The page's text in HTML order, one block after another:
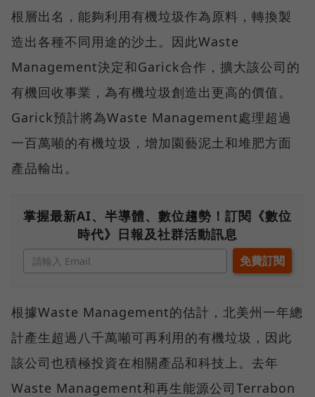
根層出名，能夠利用有機垃圾作為原料，轉換製
造出各種不同用途的沙土。因此Waste
Management決定和Garick合作，擴大該公司的
有機回收事業，為有機垃圾創造出更高的價值。
Garick預計將為Waste Management處理超過
一百萬噸的有機垃圾，增加園藝泥土和堆肥方面
產品輸出。
掌握最新AI、半導體、數位趨勢！訂閱《數位
時代》日報及社群活動訊息
根據Waste Management的估計，北美州一年總
計產生超過八千萬噸可再利用的有機垃圾，因此
該公司也積極投資在相關產品和科技上。去年
Waste Management和再生能源公司Terrabon